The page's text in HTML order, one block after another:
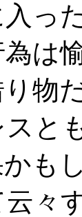
っ
為は
物
と
も
云々